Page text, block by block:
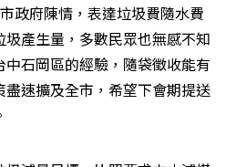
政府陳情，表達垃圾費隨水費
產生量，多數民眾也無感不知
石岡區的經驗，隨袋徵收能有
速擴及全市，希望下會期提送